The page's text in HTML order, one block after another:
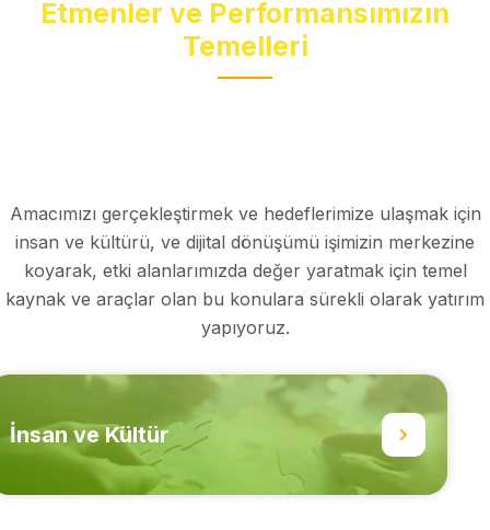
Etmenler ve Performansımızın
Temelleri
Amacımızı gerçekleştirmek ve hedeflerimize ulaşmak için
insan ve kültürü, ve dijital dönüşümü işimizin merkezine
koyarak, etki alanlarımızda değer yaratmak için temel
kaynak ve araçlar olan bu konulara sürekli olarak yatırım
yapıyoruz.
İnsan ve Kültür